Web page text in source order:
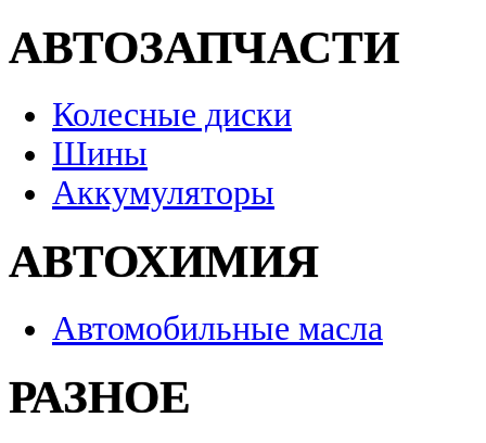
АВТОЗАПЧАСТИ
Колесные диски
Шины
Аккумуляторы
АВТОХИМИЯ
Автомобильные масла
РАЗНОЕ